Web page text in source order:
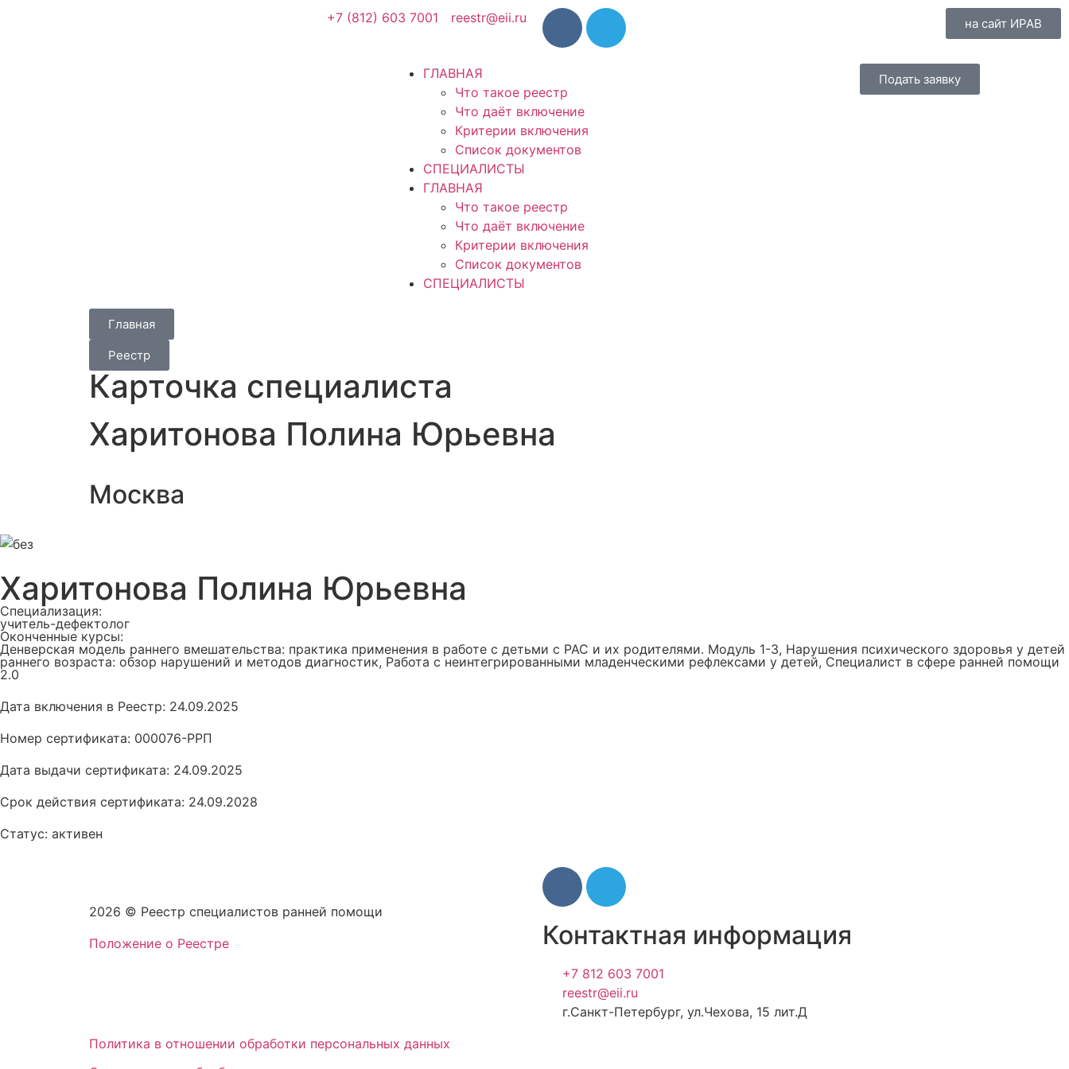
+7 (812) 603 7001 reestr@eii.ru на сайт ИРАВ
ГЛАВНАЯ
Что такое реестр
Что даёт включение
Критерии включения
Список документов
СПЕЦИАЛИСТЫ
ГЛАВНАЯ
Что такое реестр
Что даёт включение
Критерии включения
Список документов
СПЕЦИАЛИСТЫ
Подать заявку
Главная
Реестр
Карточка специалиста
Харитонова Полина Юрьевна
Москва
Харитонова Полина Юрьевна
Специализация:
учитель-дефектолог
Оконченные курсы:
Денверская модель раннего вмешательства: практика применения в работе с детьми с РАС и их родителями. Модуль 1-3, Нарушения психического здоровья у детей
раннего возраста: обзор нарушений и методов диагностик, Работа с неинтегрированными младенческими рефлексами у детей, Специалист в сфере ранней помощи
2.0
Дата включения в Реестр: 24.09.2025
Номер сертификата: 000076-РРП
Дата выдачи сертификата: 24.09.2025
Срок действия сертификата: 24.09.2028
Статус: активен
2026 © Реестр специалистов ранней помощи
Положение о Реестре
Контактная информация
+7 812 603 7001
reestr@eii.ru
г.Санкт-Петербург, ул.Чехова, 15 лит.Д
Политика в отношении обработки персональных данных